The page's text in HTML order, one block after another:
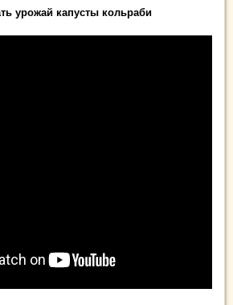
урожай капусты кольраби